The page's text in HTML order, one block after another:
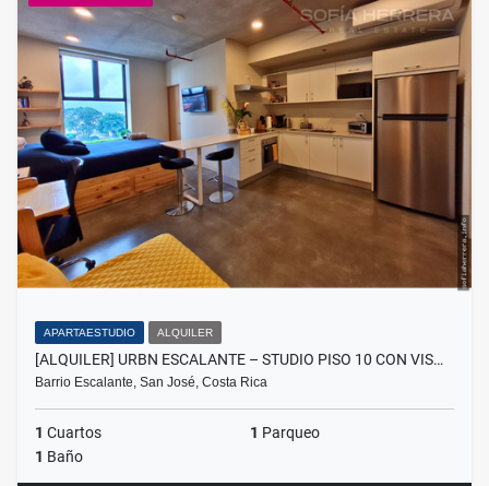
APARTAESTUDIO ALQUILER
[ALQUILER] URBN ESCALANTE – STUDIO PISO 10 CON VIS…
Barrio Escalante, San José, Costa Rica
1 Cuartos 1 Parqueo
1 Baño